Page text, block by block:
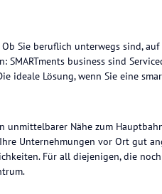
Sie beruflich unterwegs sind, auf
business sind
ideale Lösung, wenn Sie eine
unmittelbarer Nähe zum
Unternehmungen vor Ort gut
Für all diejenigen, die